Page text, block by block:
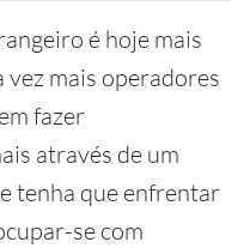
é hoje mais
vez mais operadores
fazer
através de um
tenha que enfrentar
se com